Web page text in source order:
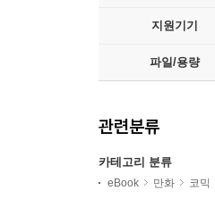
지원기기
파일/용량
관련분류
카테고리 분류
eBook 만화 코믹